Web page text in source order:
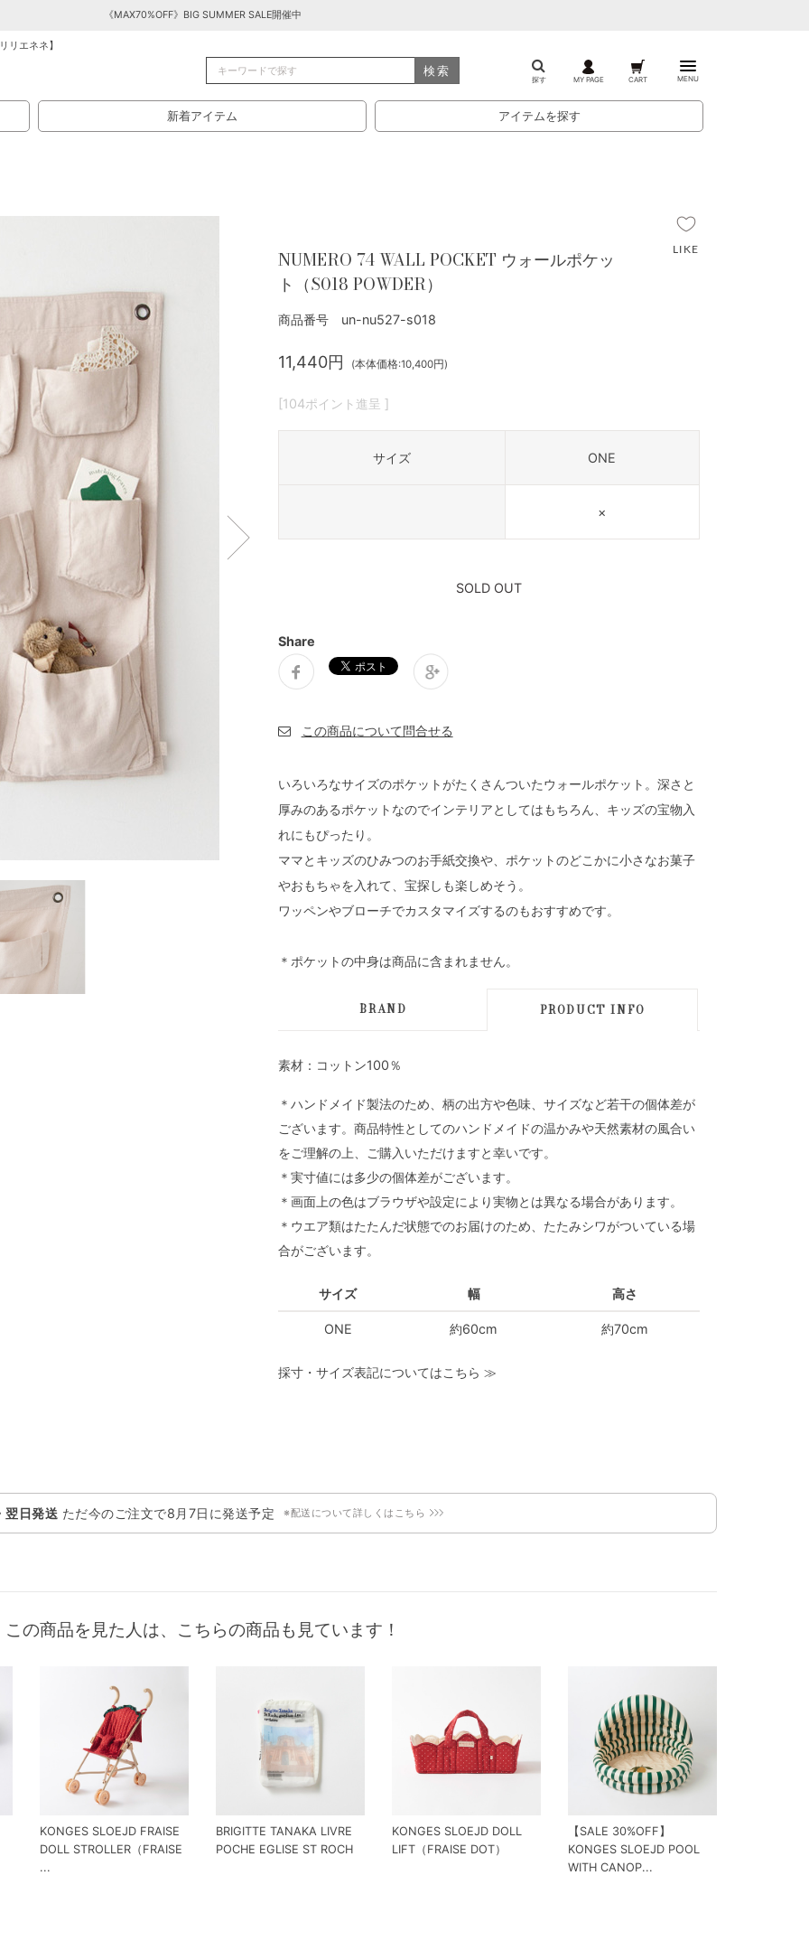
《MAX70%OFF》BIG SUMMER SALE開催中
リエネネ】
検索
探す MY PAGE CART MENU
新着アイテム アイテムを探す
NUMERO 74 WALL POCKET ウォールポケッ
ト（S018 POWDER）
商品番号 un-nu527-s018
11,440円 (本体価格:10,400円)
[104ポイント進呈 ]
サイズ ONE
×
SOLD OUT
Share
いろいろなサイズのポケットがたくさんついたウォールポケット。深さと
厚みのあるポケットなのでインテリアとしてはもちろん、キッズの宝物入
れにもぴったり。
ママとキッズのひみつのお手紙交換や、ポケットのどこかに小さなお菓子
やおもちゃを入れて、宝探しも楽しめそう。
ワッペンやブローチでカスタマイズするのもおすすめです。
＊ポケットの中身は商品に含まれません。
BRAND PRODUCT INFO
素材：コットン100％
＊ハンドメイド製法のため、柄の出方や色味、サイズなど若干の個体差が
ございます。商品特性としてのハンドメイドの温かみや天然素材の風合い
をご理解の上、ご購入いただけますと幸いです。
＊実寸値には多少の個体差がございます。
＊画面上の色はブラウザや設定により実物とは異なる場合があります。
＊ウエア類はたたんだ状態でのお届けのため、たたみシワがついている場
合がございます。
サイズ 幅 高さ
ONE 約60cm 約70cm
採寸・サイズ表記についてはこちら ≫
翌日発送 ただ今のご注文で8月7日 に発送予定 ※配送について詳しくはこちら
この商品を見た人は、こちらの商品も見ています！
KONGES SLOEJD FRAISE
DOLL STROLLER（FRAISE
...
BRIGITTE TANAKA LIVRE
POCHE EGLISE ST ROCH
KONGES SLOEJD DOLL
LIFT（FRAISE DOT）
【SALE 30%OFF】
KONGES SLOEJD POOL
WITH CANOP...